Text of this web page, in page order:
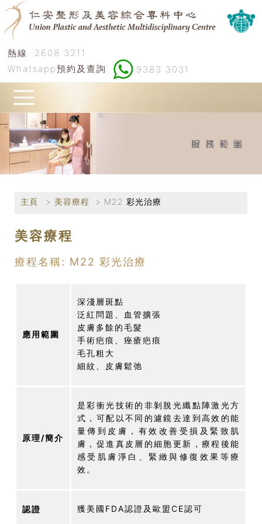
熱線: 2608 3211
Whatsapp預約及查詢:
9383 3031
主頁 美容療程 M22 彩光治療
美容療程
療程名稱: M22 彩光治療
應用範圍
深淺層斑點
泛紅問題、血管擴張
皮膚多餘的毛髮
手術疤痕、痤瘡疤痕
毛孔粗大
細紋、皮膚鬆弛
原理/簡介
是彩衝光技術的非剝脫光纖點陣激光方
式，可配以不同的濾鏡去達到高效的能
量傳到皮膚，有效改善受損及緊致肌
膚，促進真皮層的細胞更新，療程後能
感受肌膚淨白、緊緻與修復效果等療
效。
認證 獲美國FDA認證及歐盟CE認可